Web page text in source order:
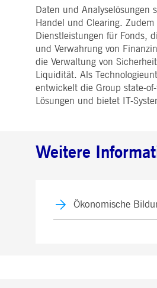
Daten und Analyselösungen
Handel und Clearing. Zudem
Dienstleistungen für Fonds,
und Verwahrung von
die Verwaltung von
Liquidität. Als
entwickelt die Group state-
Lösungen und bietet IT-
Weitere
Ökonomische